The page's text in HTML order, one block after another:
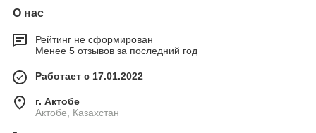
О нас
Рейтинг не сформирован
Менее 5 отзывов за последний год
Работает с 17.01.2022
г. Актобе
Актобе, Казахстан